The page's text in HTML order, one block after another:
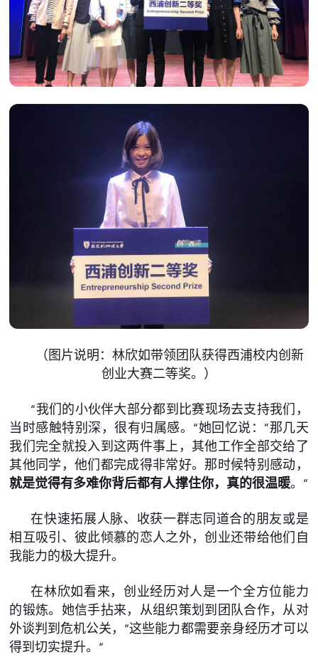
（图片说明：林欣如带领团队获得西浦校内创新
创业大赛二等奖。）
“我们的小伙伴大部分都到比赛现场去支持我们，
当时感触特别深，很有归属感。“她回忆说：”那几天
我们完全就投入到这两件事上，其他工作全部交给了
其他同学，他们都完成得非常好。那时候特别感动，
就是觉得有多难你背后都有人撑住你，真的很温暖。“
在快速拓展人脉、收获一群志同道合的朋友或是
相互吸引、彼此倾慕的恋人之外，创业还带给他们自
我能力的极大提升。
在林欣如看来，创业经历对人是一个全方位能力
的锻炼。她信手拈来，从组织策划到团队合作，从对
外谈判到危机公关，“这些能力都需要亲身经历才可以
得到切实提升。“